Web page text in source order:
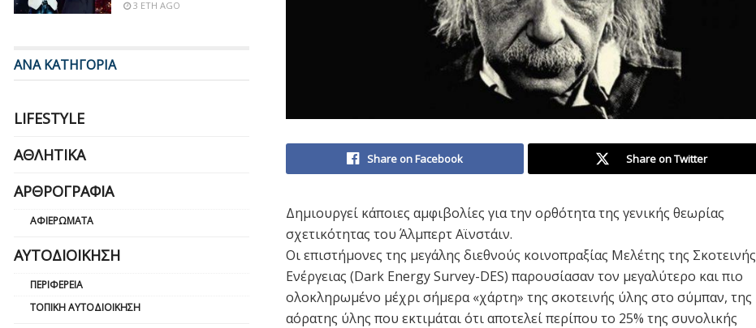
Share on Facebook Share on Twitter
Δημιουργεί κάποιες αμφιβολίες για την ορθότητα της γενικής θεωρίας
σχετικότητας του Άλμπερτ Αϊνστάιν.
Οι επιστήμονες της μεγάλης διεθνούς κοινοπραξίας Μελέτης της Σκοτεινής
Ενέργειας (Dark Energy Survey-DES) παρουσίασαν τον μεγαλύτερο και πιο
ολοκληρωμένο μέχρι σήμερα «χάρτη» της σκοτεινής ύλης στο σύμπαν, της
αόρατης ύλης που εκτιμάται ότι αποτελεί περίπου το 25% της συνολικής
3 ΈΤΗ AGO
ΑΝΑ ΚΑΤΗΓΟΡΙΑ
LIFESTYLE
ΑΘΛΗΤΙΚΆ
ΑΡΘΡΟΓΡΑΦΊΑ
ΑΦΙΕΡΏΜΑΤΑ
ΑΥΤΟΔΙΟΊΚΗΣΗ
ΠΕΡΙΦΈΡΕΙΑ
ΤΟΠΙΚΉ ΑΥΤΟΔΙΟΊΚΗΣΗ